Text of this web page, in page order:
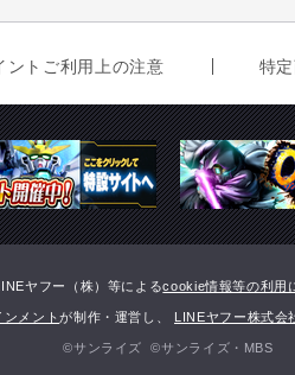
ントご利用上の注意 特
ヤフー（株）等によるcookie情報等の利用
ンメントが制作・運営し、 LINEヤフー株式会
©サンライズ ©サンライズ・MBS